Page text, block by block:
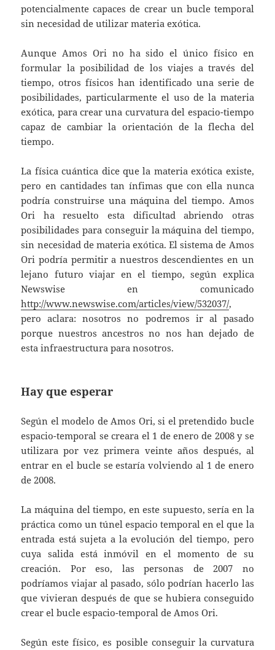
potencialmente capaces de crear un bucle temporal
sin necesidad de utilizar materia exótica.
Aunque Amos Ori no ha sido el único físico en
formular la posibilidad de los viajes a través del
tiempo, otros físicos han identificado una serie de
posibilidades, particularmente el uso de la materia
exótica, para crear una curvatura del espacio-tiempo
capaz de cambiar la orientación de la flecha del
tiempo.
La física cuántica dice que la materia exótica existe,
pero en cantidades tan ínfimas que con ella nunca
podría construirse una máquina del tiempo. Amos
Ori ha resuelto esta dificultad abriendo otras
posibilidades para conseguir la máquina del tiempo,
sin necesidad de materia exótica. El sistema de Amos
Ori podría permitir a nuestros descendientes en un
lejano futuro viajar en el tiempo, según explica
Newswise en comunicado
http://www.newswise.com/articles/view/532037/,
pero aclara: nosotros no podremos ir al pasado
porque nuestros ancestros no nos han dejado de
esta infraestructura para nosotros.
Hay que esperar
Según el modelo de Amos Ori, si el pretendido bucle
espacio-temporal se creara el 1 de enero de 2008 y se
utilizara por vez primera veinte años después, al
entrar en el bucle se estaría volviendo al 1 de enero
de 2008.
La máquina del tiempo, en este supuesto, sería en la
práctica como un túnel espacio temporal en el que la
entrada está sujeta a la evolución del tiempo, pero
cuya salida está inmóvil en el momento de su
creación. Por eso, las personas de 2007 no
podríamos viajar al pasado, sólo podrían hacerlo las
que vivieran después de que se hubiera conseguido
crear el bucle espacio-temporal de Amos Ori.
Según este físico, es posible conseguir la curvatura